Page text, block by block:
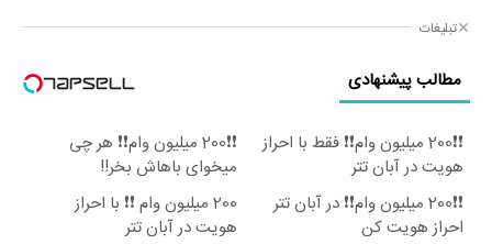
تبلیغات
مطالب پیشنهادی
❗❗200 میلیون وام❗❗ فقط با احراز
هویت در آبان تتر
❗❗200 میلیون وام❗❗ هر چی
میخوای باهاش بخر!!
❗❗200 میلیون وام❗❗ در آبان تتر
احراز هویت کن
200 میلیون وام ❗❗ با احراز
هویت در آبان تتر